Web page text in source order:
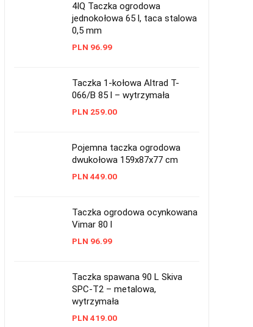
4IQ Taczka ogrodowa
jednokołowa 65 l, taca stalowa
0,5 mm
PLN 96.99
Taczka 1-kołowa Altrad T-
066/B 85 l – wytrzymała
PLN 259.00
Pojemna taczka ogrodowa
dwukołowa 159x87x77 cm
PLN 449.00
Taczka ogrodowa ocynkowana
Vimar 80 l
PLN 96.99
Taczka spawana 90 L Skiva
SPC-T2 – metalowa,
wytrzymała
PLN 419.00